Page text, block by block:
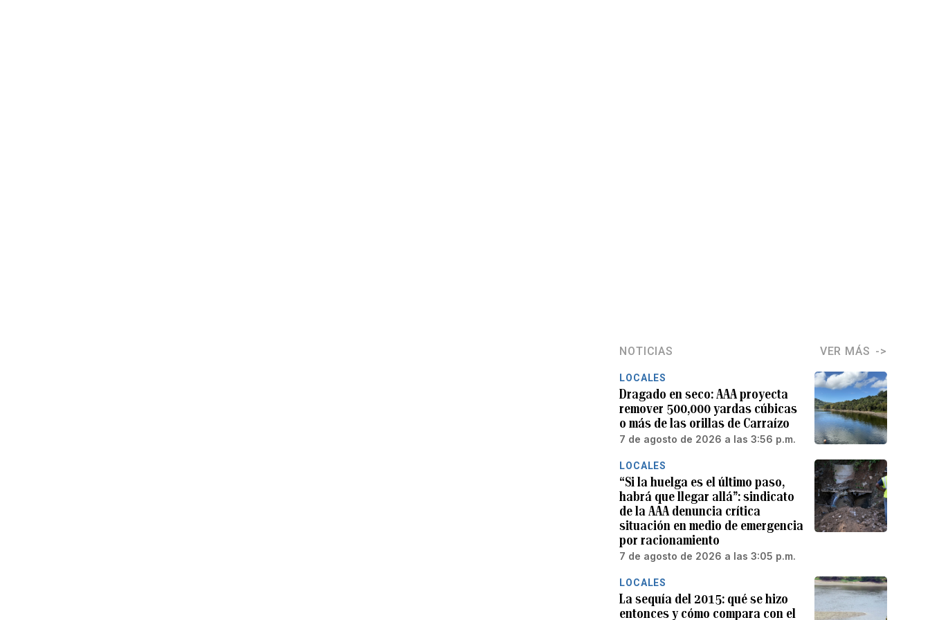
NOTICIAS VER MÁS
LOCALES
Dragado en seco: AAA proyecta
remover 500,000 yardas cúbicas
o más de las orillas de Carraízo
7 de agosto de 2026 a las 3:56 p.m.
LOCALES
“Si la huelga es el último paso,
habrá que llegar allá”: sindicato
de la AAA denuncia crítica
situación en medio de emergencia
por racionamiento
7 de agosto de 2026 a las 3:05 p.m.
LOCALES
La sequía del 2015: qué se hizo
entonces y cómo compara con el